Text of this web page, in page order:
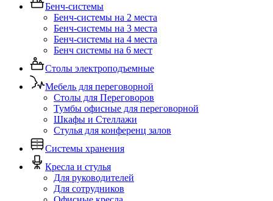
Бенч-системы
Бенч-системы на 2 места
Бенч-системы на 3 места
Бенч-системы на 4 места
Бенч системы на 6 мест
Столы электроподъемные
Мебель для переговорной
Столы для Переговоров
Тумбы офисные для переговорной
Шкафы и Стеллажи
Стулья для конференц залов
Системы хранения
Кресла и стулья
Для руководителей
Для сотрудников